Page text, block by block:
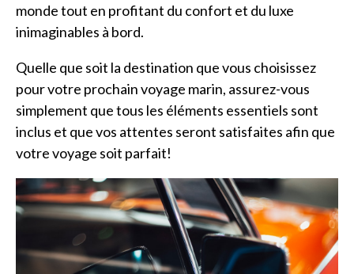
monde tout en profitant du confort et du luxe
inimaginables à bord.
Quelle que soit la destination que vous choisissez
pour votre prochain voyage marin, assurez-vous
simplement que tous les éléments essentiels sont
inclus et que vos attentes seront satisfaites afin que
votre voyage soit parfait!